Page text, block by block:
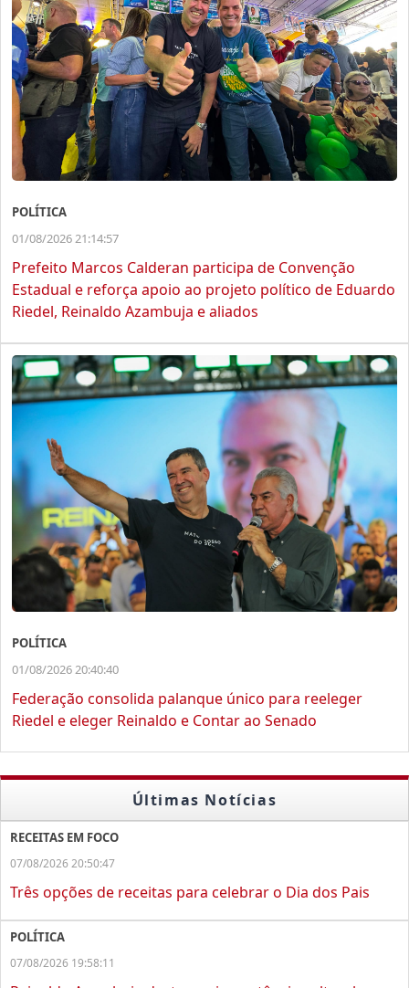
POLÍTICA
01/08/2026 21:14:57
Prefeito Marcos Calderan participa de Convenção
Estadual e reforça apoio ao projeto político de Eduardo
Riedel, Reinaldo Azambuja e aliados
POLÍTICA
01/08/2026 20:40:40
Federação consolida palanque único para reeleger
Riedel e eleger Reinaldo e Contar ao Senado
Últimas Notícias
RECEITAS EM FOCO
07/08/2026 20:50:47
Três opções de receitas para celebrar o Dia dos Pais
POLÍTICA
07/08/2026 19:58:11